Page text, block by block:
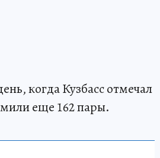
когда Кузбасс отмечал
еще 162 пары.